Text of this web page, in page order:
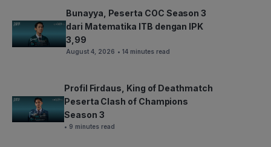
Bunayya, Peserta COC Season 3
dari Matematika ITB dengan IPK
3,99
August 4, 2026 • 14 minutes read
Profil Firdaus, King of Deathmatch
Peserta Clash of Champions
Season 3
• 9 minutes read